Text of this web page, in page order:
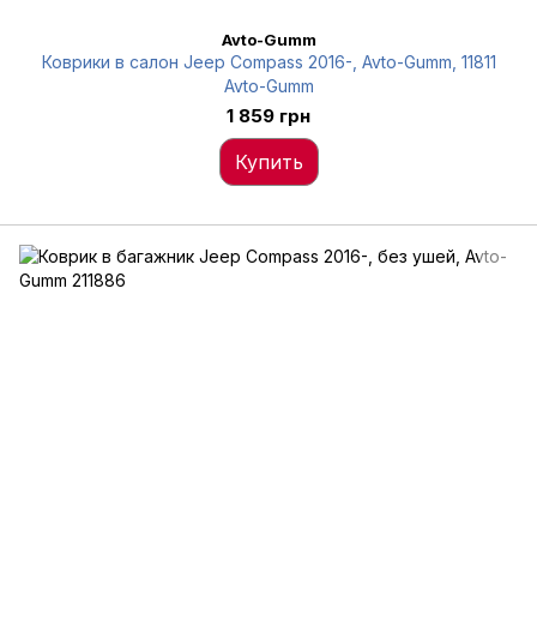
Avto-Gumm
Коврики в салон Jeep Compass 2016-, Avto-Gumm, 11811
Avto-Gumm
1 859 грн
Купить